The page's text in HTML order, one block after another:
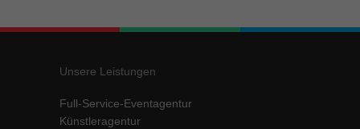
Unsere Leistungen
Full-Service-Eventagentur
Künstleragentur